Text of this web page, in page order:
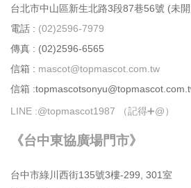
台北市中⼭區新⽣北路3段87巷56號 (未
電話 : (02)2596-7979
傳真 : (02)2596-6565
信箱 : mascot@topmascot.com.tw
信箱
LINE :@topmascot1987 （記得➕@）
《台中東協廣場門市》
台中市綠川⻄街135號3樓-299, 301室